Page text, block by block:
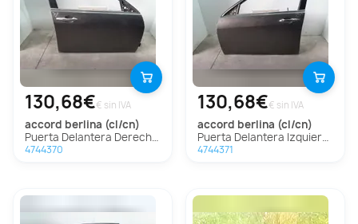
130,68€€ sin IVA
accord berlina (cl/cn)
Puerta Delantera Derecha Para Honda Accord Berlina
4744370
130,68€€ sin IVA
accord berlina (cl/cn)
Puerta Delantera Izquierda Para Honda Accord Berlina
4744371